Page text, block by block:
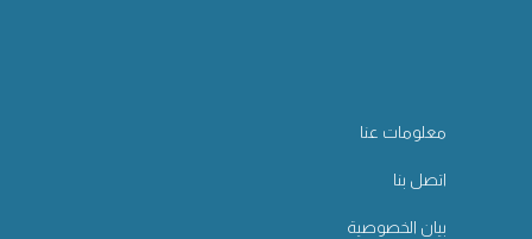
معلومات عنا
اتصل بنا
بيان الخصوصية